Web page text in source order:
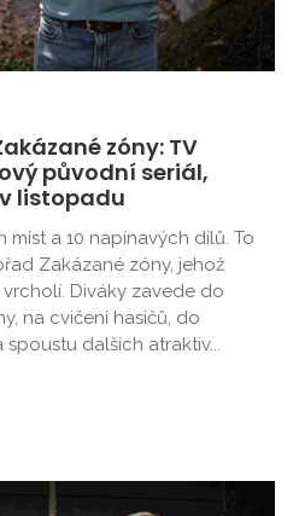
zóny: TV
původní seriál,
listopadu
a 10 napínavých dílů. To
Zakázané zóny, jehož
Diváky zavede do
na cvičení hasičů, do
dalších atraktiv...